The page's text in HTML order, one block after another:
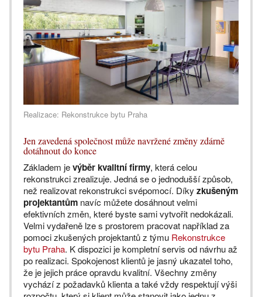
Realizace: Rekonstrukce bytu Praha
Jen zavedená společnost může navržené změny zdárně
dotáhnout do konce
Základem jevýběr kvalitní firmy, která celou
rekonstrukci zrealizuje. Jedná se o jednodušší způsob,
než realizovat rekonstrukci svépomocí. Díky zkušeným
projektantům navíc můžete dosáhnout velmi
efektivních změn, které byste sami vytvořit nedokázali.
Velmi vydařeně lze s prostorem pracovat například za
pomoci zkušených projektantů z týmu Rekonstrukce
bytu Praha. K dispozici je kompletní servis od návrhu až
po realizaci. Spokojenost klientů je jasný ukazatel toho,
že je jejich práce opravdu kvalitní. Všechny změny
vychází z požadavků klienta a také vždy respektují výši